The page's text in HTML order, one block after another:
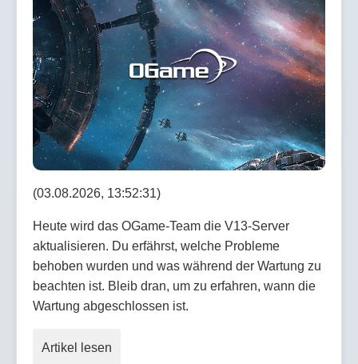
(03.08.2026, 13:52:31)
Heute wird das OGame-Team die V13-Server
aktualisieren. Du erfährst, welche Probleme
behoben wurden und was während der Wartung zu
beachten ist. Bleib dran, um zu erfahren, wann die
Wartung abgeschlossen ist.
Artikel lesen